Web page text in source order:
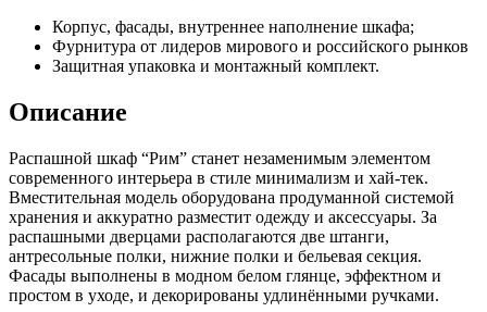
Корпус, фасады, внутреннее наполнение шкафа;
Фурнитура от лидеров мирового и российского рынков
Защитная упаковка и монтажный комплект.
Описание
Распашной шкаф “Рим” станет незаменимым элементом
современного интерьера в стиле минимализм и хай-тек.
Вместительная модель оборудована продуманной системой
хранения и аккуратно разместит одежду и аксессуары. За
распашными дверцами располагаются две штанги,
антресольные полки, нижние полки и бельевая секция.
Фасады выполнены в модном белом глянце, эффектном и
простом в уходе, и декорированы удлинёнными ручками.